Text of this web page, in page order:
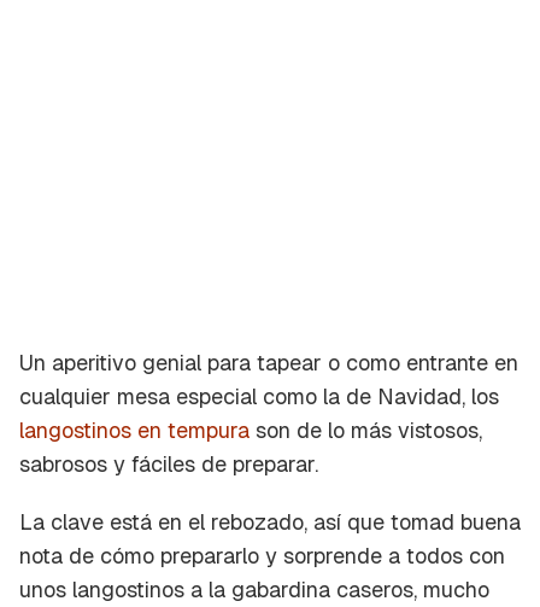
Un aperitivo genial para tapear o como entrante en
cualquier mesa especial como la de Navidad, los
langostinos en tempura son de lo más vistosos,
sabrosos y fáciles de preparar.
La clave está en el rebozado, así que tomad buena
nota de cómo prepararlo y sorprende a todos con
unos langostinos a la gabardina caseros, mucho